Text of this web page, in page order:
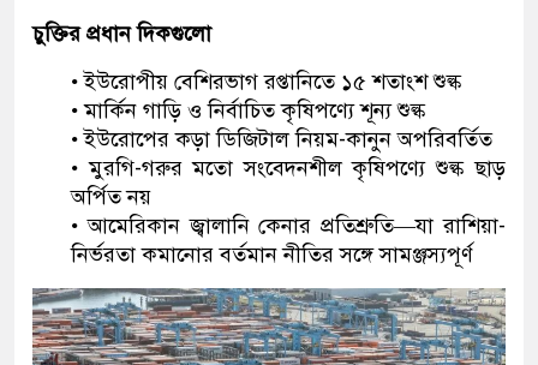
চুক্তির প্রধান দিকগুলো
• ইউরোপীয় বেশিরভাগ রপ্তানিতে ১৫ শতাংশ শুল্ক
• মার্কিন গাড়ি ও নির্বাচিত কৃষিপণ্যে শূন্য শুল্ক
• ইউরোপের কড়া ডিজিটাল নিয়ম-কানুন অপরিবর্তিত
• মুরগি-গরুর মতো সংবেদনশীল কৃষিপণ্যে শুল্ক ছাড়
অর্পিত নয়
• আমেরিকান জ্বালানি কেনার প্রতিশ্রুতি—যা রাশিয়া-
নির্ভরতা কমানোর বর্তমান নীতির সঙ্গে সামঞ্জস্যপূর্ণ